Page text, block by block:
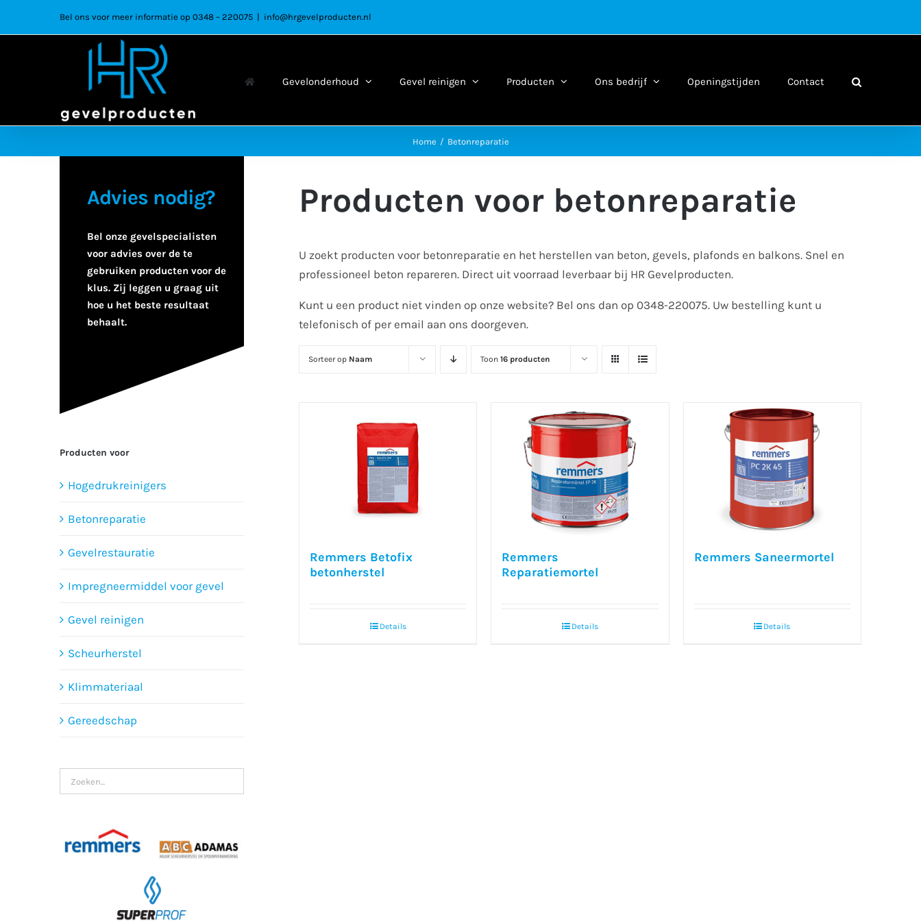
Bel ons voor meer informatie op 0348 – 220075 | info@hrgevelproducten.nl
Gevelonderhoud Gevel reinigen Producten Ons bedrijf Openingstijden Contact
Home Betonreparatie
Producten voor betonreparatie
U zoekt producten voor betonreparatie en het herstellen van beton, gevels, plafonds en balkons. Snel en
professioneel beton repareren. Direct uit voorraad leverbaar bij HR Gevelproducten.
Kunt u een product niet vinden op onze website? Bel ons dan op 0348-220075. Uw bestelling kunt u
telefonisch of per email aan ons doorgeven.
Sorteer op Naam Toon16 producten
Remmers Betofix
betonherstel
Details
Remmers
Reparatiemortel
Details
Remmers Saneermortel
Details
Advies nodig?
Bel onze gevelspecialisten
voor advies over de te
gebruiken producten voor de
klus. Zij leggen u graag uit
hoe u het beste resultaat
behaalt.
Producten voor
Hogedrukreinigers
Betonreparatie
Gevelrestauratie
Impregneermiddel voor gevel
Gevel reinigen
Scheurherstel
Klimmateriaal
Gereedschap